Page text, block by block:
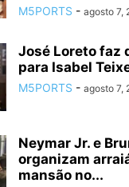
M5PORTS - agosto 7,
José Loreto faz
para Isabel
M5PORTS - agosto 7,
Neymar Jr. e
organizam
mansão no...